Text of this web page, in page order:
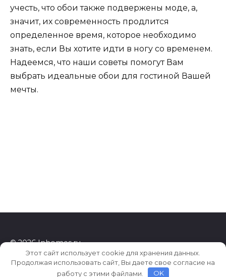
учесть, что обои также подвержены моде, а,
значит, их современность продлится
определенное время, которое необходимо
знать, если Вы хотите идти в ногу со временем.
Надеемся, что наши советы помогут Вам
выбрать идеальные обои для гостиной Вашей
мечты.
© 2026 Inhomes.ru
Этот сайт использует cookie для хранения данных.
Продолжая использовать сайт, Вы даете свое согласие на
работу с этими файлами.
OK